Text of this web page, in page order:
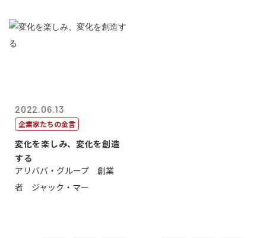
2022.06.13
企業家たちの金言
変化を楽しみ、変化を創造
する
アリババ・グループ 創業
者 ジャック・マー